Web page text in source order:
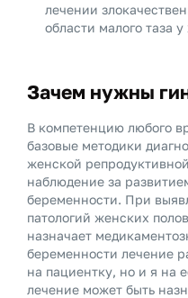
лечении
области малого таза
Зачем нужны
В компетенцию любого
базовые методики
женской
наблюдение за
беременности. При
патологий женских
назначает
беременности лечение
на пациентку, но и я на
лечение может быть